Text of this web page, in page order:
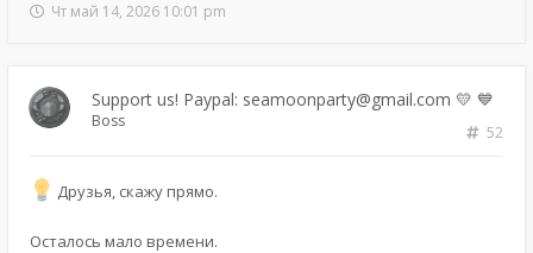
Чт май 14, 2026 10:01 pm
Support us! Paypal: seamoonparty@gmail.com 💛 💙
52
Boss
Друзья, скажу прямо.
Осталось мало времени.